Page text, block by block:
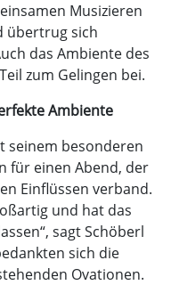
Musizieren
übertrug sich
das Ambiente des
zum Gelingen bei.
Ambiente
seinem besonderen
für einen Abend, der
Einflüssen verband.
und hat das
sagt Schöberl
sich die
Ovationen.